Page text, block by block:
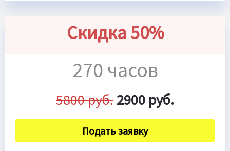
Скидка 50%
270 часов
5800 руб.2900 руб.
Подать заявку